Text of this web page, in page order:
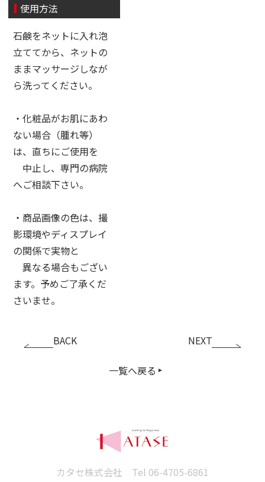
使用方法
石鹸をネットに入れ泡
立ててから、ネットの
ままマッサージしなが
ら洗ってください。
・化粧品がお肌にあわ
ない場合（腫れ等）
は、直ちにご使用を
中止し、専門の病院
へご相談下さい。
・商品画像の色は、撮
影環境やディスプレイ
の関係で実物と
異なる場合もござい
ます。予めご了承くだ
さいませ。
BACK
一覧へ戻る
NEXT
カタセ株式会社 Tel 06-4705-6861